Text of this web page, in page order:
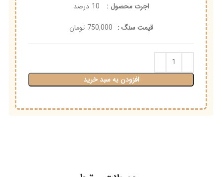
اجرت محصول :
10 درصد
قیمت سنگ : 750,000 تومان
افزودن به سبد خرید